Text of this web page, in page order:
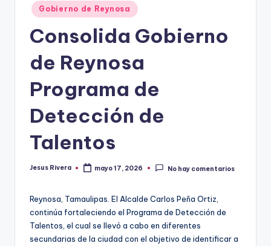
Publicado
en
Gobierno de Reynosa
Consolida Gobierno
de Reynosa
Programa de
Detección de
Talentos
Publicado
Jesus Rivera mayo 17, 2026 No hay comentarios
Reynosa, Tamaulipas. El Alcalde Carlos Peña Ortiz,
continúa fortaleciendo el Programa de Detección de
Talentos, el cual se llevó a cabo en diferentes
secundarias de la ciudad con el objetivo de identificar a